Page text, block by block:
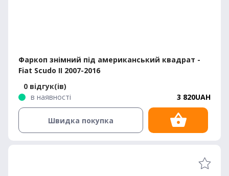
Фаркоп знімний під американський квадрат -
Fiat Scudo II 2007-2016
0 відгук(ів)
в наявності
3 820UAH
Швидка покупка